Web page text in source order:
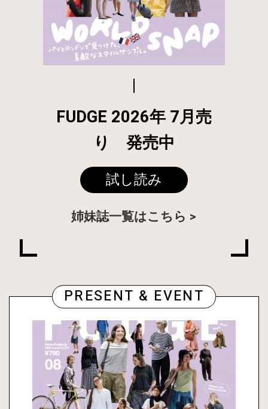
FUDGE 2026年 7月売
り 発売中
試し読み
姉妹誌一覧はこちら
PRESENT & EVENT